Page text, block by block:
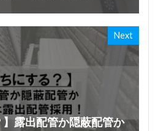
Next
】露出配管か隠蔽配管か